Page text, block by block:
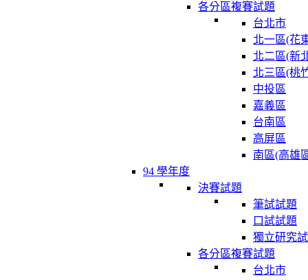
各分區複賽試題
台北市
北一區(花
北二區(新
北三區(桃
中投區
嘉義區
台南區
高屏區
南區(高雄
94 學年度
決賽試題
筆試試題
口試試題
獨立研究
各分區複賽試題
台北市